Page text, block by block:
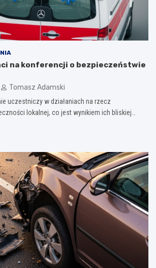
na konferencji o bezpieczeństwie
Tomasz Adamski
uczestniczy w działaniach na rzecz
lokalnej, co jest wynikiem ich bliskiej…